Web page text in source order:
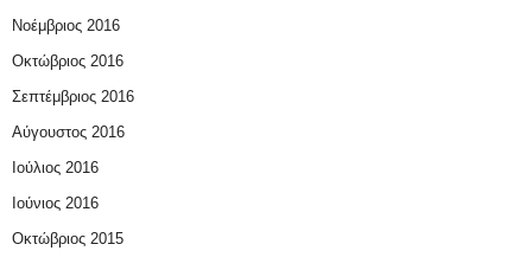
Νοέμβριος 2016
Οκτώβριος 2016
Σεπτέμβριος 2016
Αύγουστος 2016
Ιούλιος 2016
Ιούνιος 2016
Οκτώβριος 2015